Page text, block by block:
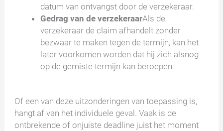
datum van ontvangst door de verzekeraar.
Gedrag van de verzekeraarAls de
verzekeraar de claim afhandelt zonder
bezwaar te maken tegen de termijn, kan het
later voorkomen worden dat hij zich alsnog
op de gemiste termijn kan beroepen.
Of een van deze uitzonderingen van toepassing is,
hangt af van het individuele geval. Vaak is de
ontbrekende of onjuiste deadline juist het moment